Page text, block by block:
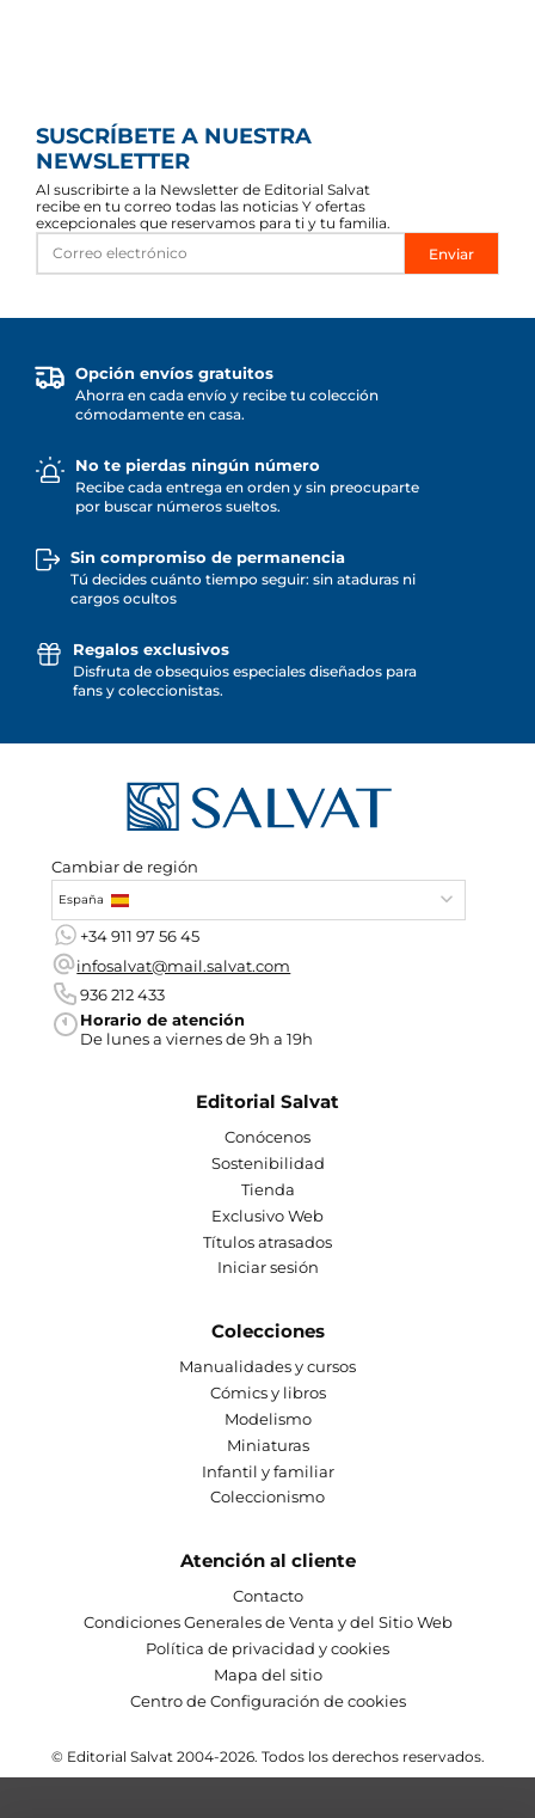
SUSCRÍBETE A NUESTRA
NEWSLETTER
Al suscribirte a la Newsletter de Editorial Salvat
recibe en tu correo todas las noticias Y ofertas
excepcionales que reservamos para ti y tu familia.
Enviar
Opción envíos gratuitos
Ahorra en cada envío y recibe tu colección
cómodamente en casa.
No te pierdas ningún número
Recibe cada entrega en orden y sin preocuparte
por buscar números sueltos.
Sin compromiso de permanencia
Tú decides cuánto tiempo seguir: sin ataduras ni
cargos ocultos
Regalos exclusivos
Disfruta de obsequios especiales diseñados para
fans y coleccionistas.
Cambiar de región
España
+34 911 97 56 45
infosalvat@mail.salvat.com
936 212 433
Horario de atención
De lunes a viernes de 9h a 19h
Editorial Salvat
Conócenos
Sostenibilidad
Tienda
Exclusivo Web
Títulos atrasados
Iniciar sesión
Colecciones
Manualidades y cursos
Cómics y libros
Modelismo
Miniaturas
Infantil y familiar
Coleccionismo
Atención al cliente
Contacto
Condiciones Generales de Venta y del Sitio Web
Política de privacidad y cookies
Mapa del sitio
Centro de Configuración de cookies
© Editorial Salvat 2004-2026. Todos los derechos reservados.